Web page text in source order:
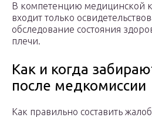
В компетенцию медицинской
входит только
обследование состояния
плечи.
Как и когда
после медкомиссии
Как правильно составить